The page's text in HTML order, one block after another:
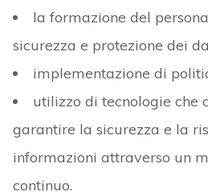
la formazione del
sicurezza e protezione dei
implementazione di
utilizzo di tecnologie che
garantire la sicurezza e la
informazioni attraverso un
continuo.